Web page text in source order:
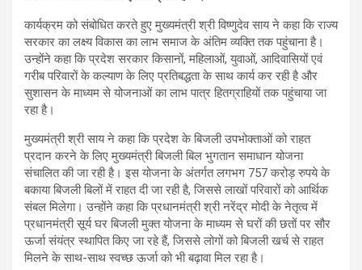
कार्यक्रम को संबोधित करते हुए मुख्यमंत्री श्री विष्णुदेव साय ने कहा कि राज्य
सरकार का लक्ष्य विकास का लाभ समाज के अंतिम व्यक्ति तक पहुंचाना है।
उन्होंने कहा कि प्रदेश सरकार किसानों, महिलाओं, युवाओं, आदिवासियों एवं
गरीब परिवारों के कल्याण के लिए प्रतिबद्धता के साथ कार्य कर रही है और
सुशासन के माध्यम से योजनाओं का लाभ पात्र हितग्राहियों तक पहुंचाया जा
रहा है।
मुख्यमंत्री श्री साय ने कहा कि प्रदेश के बिजली उपभोक्ताओं को राहत
प्रदान करने के लिए मुख्यमंत्री बिजली बिल भुगतान समाधान योजना
संचालित की जा रही है। इस योजना के अंतर्गत लगभग 757 करोड़ रुपये के
बकाया बिजली बिलों में राहत दी जा रही है, जिससे लाखों परिवारों को आर्थिक
संबल मिलेगा। उन्होंने कहा कि प्रधानमंत्री श्री नरेंद्र मोदी के नेतृत्व में
प्रधानमंत्री सूर्य घर बिजली मुक्त योजना के माध्यम से घरों की छतों पर सौर
ऊर्जा संयंत्र स्थापित किए जा रहे हैं, जिससे लोगों को बिजली खर्च से राहत
मिलने के साथ-साथ स्वच्छ ऊर्जा को भी बढ़ावा मिल रहा है।